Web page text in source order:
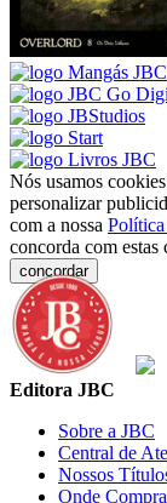
Nós usamos
personalizar
com a nossa
concorda com estas
concordar
Editora JBC
Sobre a JBC
Central de
Nossos
Onde